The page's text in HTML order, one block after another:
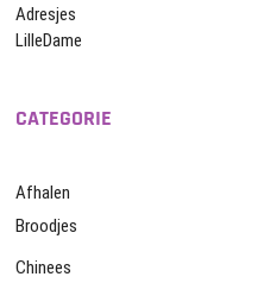
Adresjes
LilleDame
CATEGORIE
Afhalen
Broodjes
Chinees